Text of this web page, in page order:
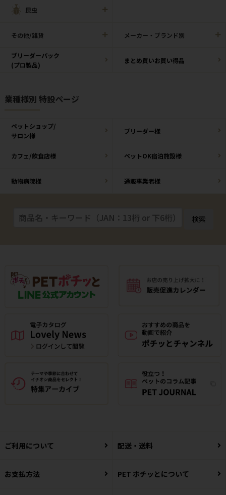
昆虫
その他/雑貨 メーカー・ブランド別
ブリーダーパック
(プロ製品)
まとめ買いお買い得品
業種様別 特設ページ
ペットショップ/
サロン様
ブリーダー様
カフェ/飲食店様 ペットOK宿泊施設様
動物病院様 通販事業者様
検索
ご利用について 配送・送料
お支払方法 PET ポチッとについて